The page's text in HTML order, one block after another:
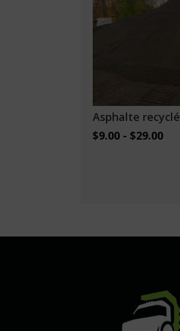
Asphalte recyclé
$9.00 -$29.00